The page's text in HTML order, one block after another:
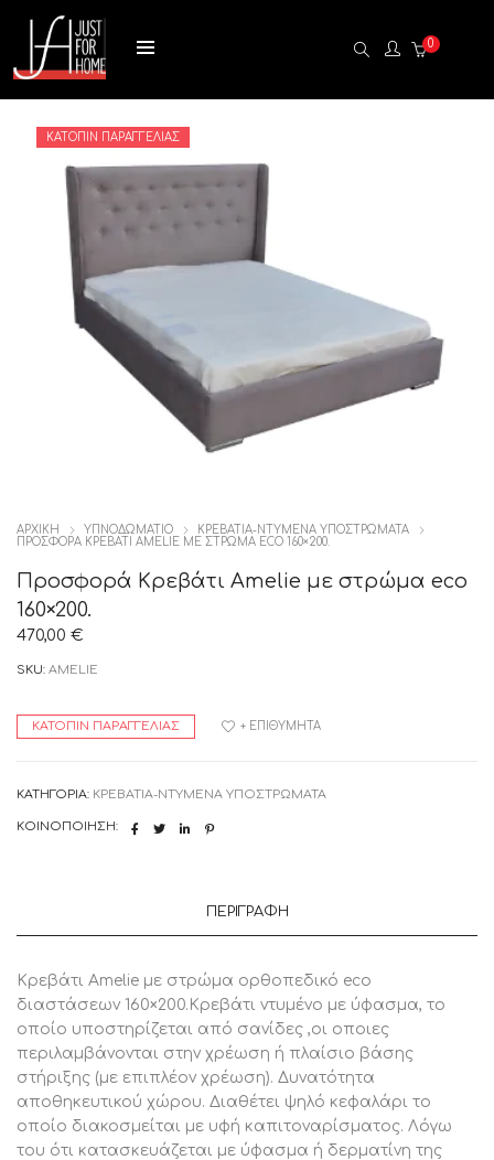
0
ΚΑΤΌΠΙΝ ΠΑΡΑΓΓΕΛΊΑΣ
ΑΡΧΙΚΉ ΥΠΝΟΔΩΜΑΤΙΟ
ΚΡΕΒΑΤΙΑ-ΝΤΥΜΕΝΑ ΥΠΟΣΤΡΩΜΑΤΑ
ΠΡΟΣΦΟΡΆ ΚΡΕΒΆΤΙ AMELIE ΜΕ ΣΤΡΏΜΑ ECO 160×200.
Προσφορά Κρεβάτι Amelie με στρώμα eco
160×200.
470,00 €
SKU: AMELIE
ΚΑΤΌΠΙΝ ΠΑΡΑΓΓΕΛΊΑΣ + ΕΠΙΘΥΜΗΤΆ
ΚΑΤΗΓΟΡΊΑ: ΚΡΕΒΑΤΙΑ-ΝΤΥΜΕΝΑ ΥΠΟΣΤΡΩΜΑΤΑ
ΚΟΙΝΟΠΟΊΗΣΗ:
ΠΕΡΙΓΡΑΦΉ
Κρεβάτι Amelie με στρώμα ορθοπεδικό eco
διαστάσεων 160×200.Κρεβάτι ντυμένο με ύφασμα, το
οποίο υποστηρίζεται από σανίδες ,οι οποιες
περιλαμβάνονται στην χρέωση ή πλαίσιο βάσης
στήριξης (με επιπλέον χρέωση). Δυνατότητα
αποθηκευτικού χώρου. Διαθέτει ψηλό κεφαλάρι το
οποίο διακοσμείται με υφή καπιτοναρίσματος. Λόγω
του ότι κατασκευάζεται με ύφασμα ή δερματίνη της